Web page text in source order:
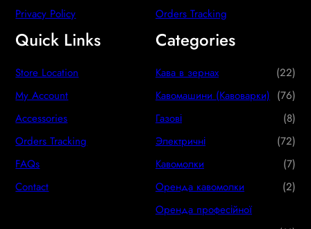
Privacy Policy
Orders Tracking
Quick Links
Store Location
My Account
Accessories
Orders Tracking
FAQs
Contact
Categories
Кава в зернах 222
2
p
r
o
d
Кавомашини (Кавоварки) 767
6
p
r
o
Газові 88
p
r
o
Электричні 727
2
p
Кавомолки 77
p
Оренда кавомолки 22
Оренда професійної